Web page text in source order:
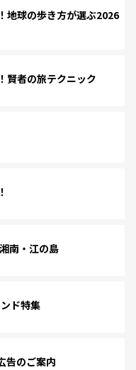
地球の歩き方が選ぶ2026
賢者の旅テクニック
南・江の島
ド特集
告のご案内